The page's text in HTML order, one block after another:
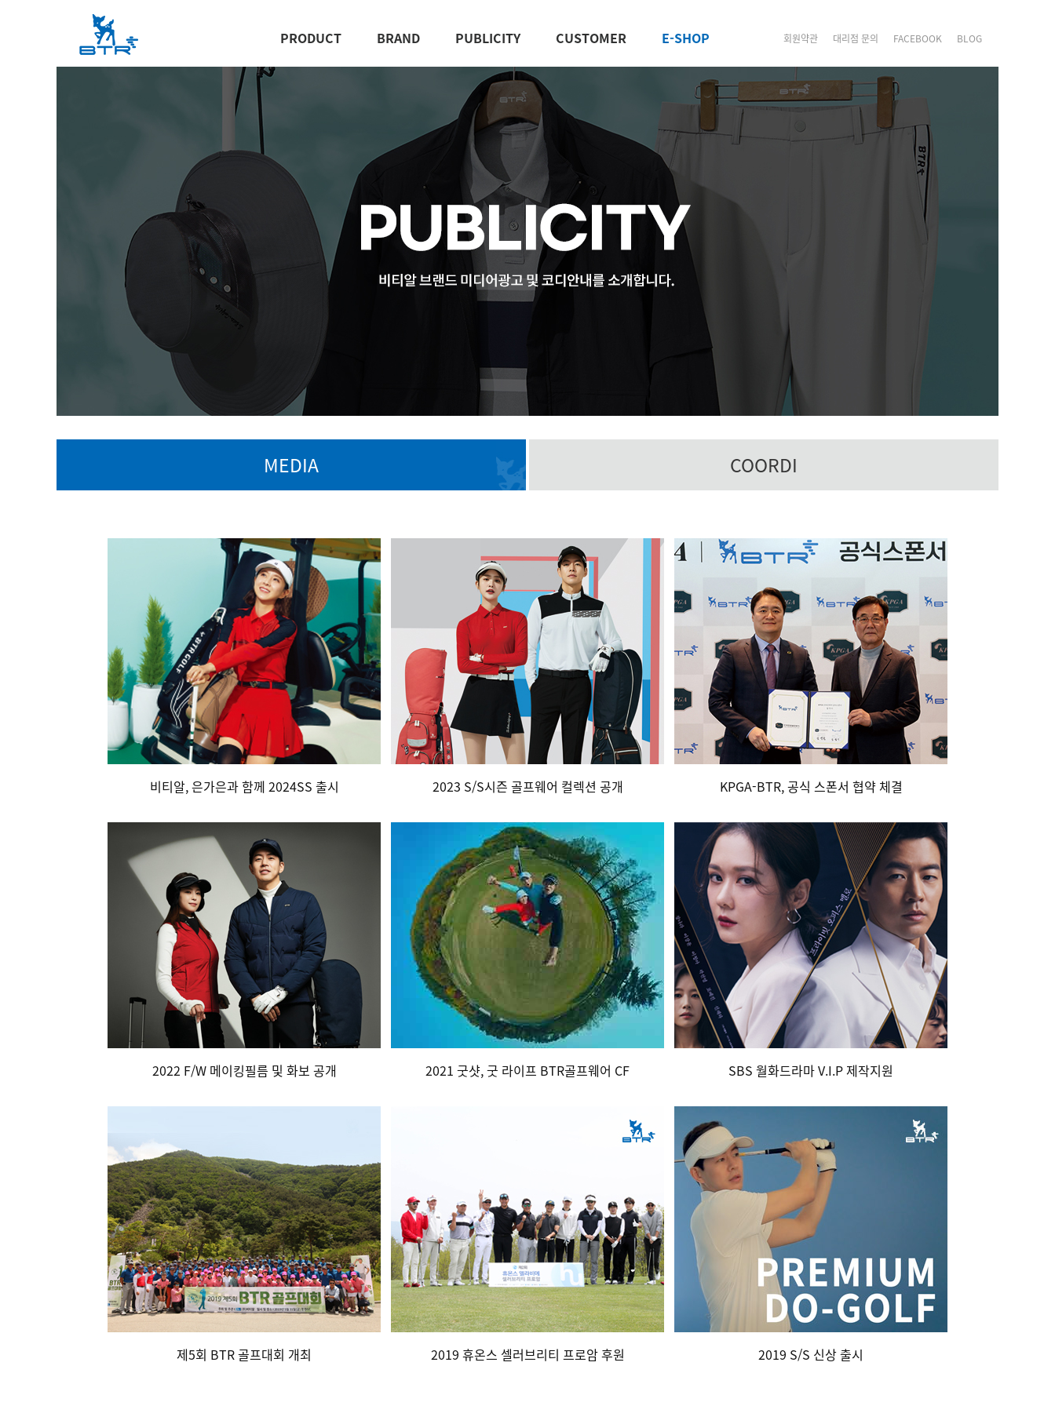
PRODUCT BRAND PUBLICITY CUSTOMER E-SHOP 회원약관 대리점 문의 FACEBOOK BLOG
MEDIA COORDI
비티알, 은가은과 함께 2024SS 출시 2023 S/S시즌 골프웨어 컬렉션 공개 KPGA-BTR, 공식 스폰서 협약 체결
2022 F/W 메이킹필름 및 화보 공개 2021 굿샷, 굿 라이프 BTR골프웨어 CF SBS 월화드라마 V.I.P 제작지원
제5회 BTR 골프대회 개최 2019 휴온스 셀러브리티 프로암 후원 2019 S/S 신상 출시